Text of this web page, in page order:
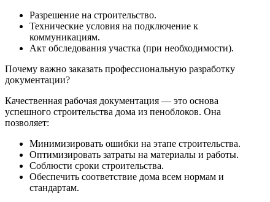
Разрешение на строительство.
Технические условия на подключение к
коммуникациям.
Акт обследования участка (при необходимости).
Почему важно заказать профессиональную разработку
документации?
Качественная рабочая документация — это основа
успешного строительства дома из пеноблоков. Она
позволяет:
Минимизировать ошибки на этапе строительства.
Оптимизировать затраты на материалы и работы.
Соблюсти сроки строительства.
Обеспечить соответствие дома всем нормам и
стандартам.